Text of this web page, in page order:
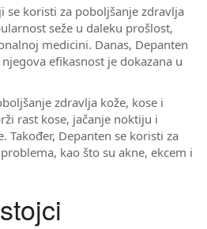
se koristi za poboljšanje zdravlja
seže u daleku prošlost,
medicini. Danas, Depanten
efikasnost je dokazana u
zdravlja kože, kose i
rast kose, jačanje noktiju i
Također, Depanten se koristi za
kao što su akne, ekcem i